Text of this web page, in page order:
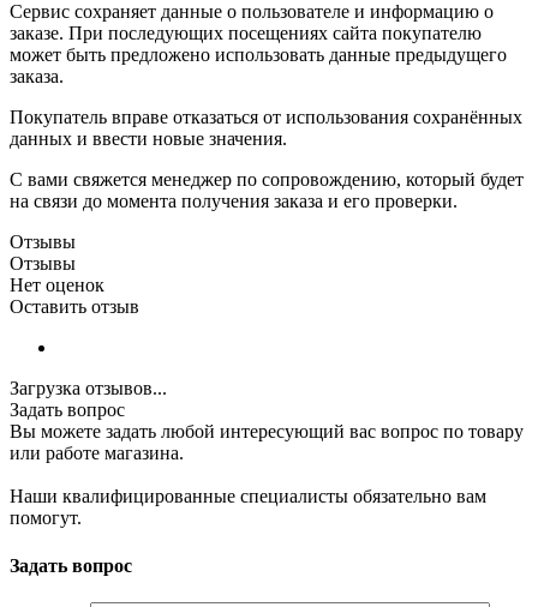
Сервис сохраняет данные о пользователе и информацию о
заказе. При последующих посещениях сайта покупателю
может быть предложено использовать данные предыдущего
заказа.
Покупатель вправе отказаться от использования сохранённых
данных и ввести новые значения.
С вами свяжется менеджер по сопровождению, который будет
на связи до момента получения заказа и его проверки.
Отзывы
Отзывы
Нет оценок
Оставить отзыв
Загрузка отзывов...
Задать вопрос
Вы можете задать любой интересующий вас вопрос по товару
или работе магазина.
Наши квалифицированные специалисты обязательно вам
помогут.
Задать вопрос